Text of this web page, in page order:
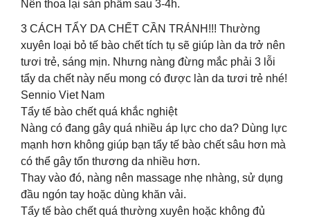
Nên thoa lại sản phẩm sau 3-4h.
3 CÁCH TẨY DA CHẾT CẦN TRÁNH!!! Thường
xuyên loại bỏ tế bào chết tích tụ sẽ giúp làn da trở nên
tươi trẻ, sáng mịn. Nhưng nàng đừng mắc phải 3 lỗi
tẩy da chết này nếu mong có được làn da tươi trẻ nhé!
Sennio Viet Nam
Tẩy tế bào chết quá khắc nghiệt
Nàng có đang gây quá nhiều áp lực cho da? Dùng lực
mạnh hơn không giúp bạn tẩy tế bào chết sâu hơn mà
có thể gây tổn thương da nhiều hơn.
Thay vào đó, nàng nên massage nhẹ nhàng, sử dụng
đầu ngón tay hoặc dùng khăn vải.
Tẩy tế bào chết quá thường xuyên hoặc không đủ